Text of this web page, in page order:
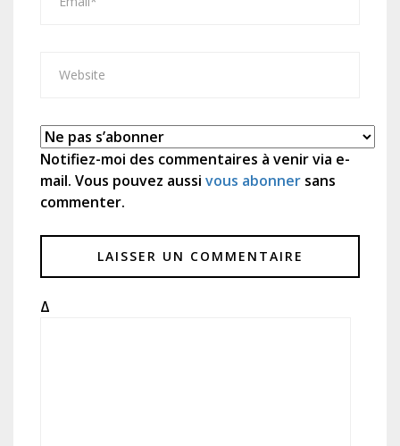
Notifiez-moi des commentaires à venir via e-
mail. Vous pouvez aussi vous abonner sans
commenter.
Δ